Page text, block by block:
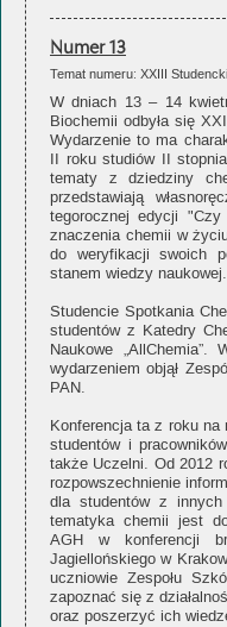
Numer 13
Temat numeru: XXIII
W dniach 13 – 14
Biochemii odbyła się
Wydarzenie to ma
II roku studiów II
tematy z dziedziny
przedstawiają
tegorocznej edycji
znaczenia chemii w
do weryfikacji swoich
stanem wiedzy naukowej.
Studencie Spotkania
studentów z Katedry
Naukowe
wydarzeniem objął
PAN.
Konferencja ta z roku
studentów i
także Uczelni. Od 2012
rozpowszechnienie
dla studentów z
tematyka chemii jest
AGH w konferencji
Jagiellońskiego w
uczniowie Zespołu
zapoznać się z
oraz poszerzyć ich